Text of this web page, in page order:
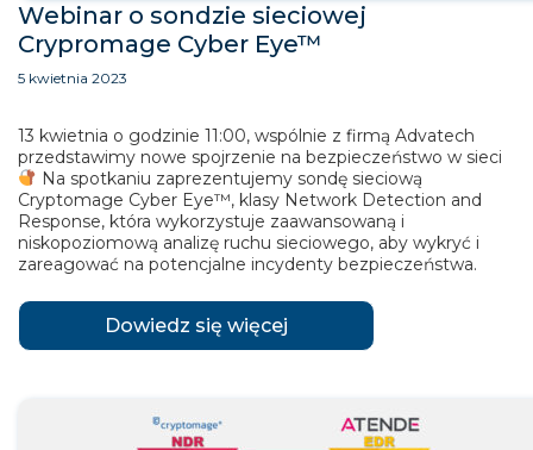
Webinar o sondzie sieciowej
Crypromage Cyber Eye™
5 kwietnia 2023
13 kwietnia o godzinie 11:00, wspólnie z firmą Advatech
przedstawimy nowe spojrzenie na bezpieczeństwo w sieci
Na spotkaniu zaprezentujemy sondę sieciową
Cryptomage Cyber Eye™, klasy Network Detection and
Response, która wykorzystuje zaawansowaną i
niskopoziomową analizę ruchu sieciowego, aby wykryć i
zareagować na potencjalne incydenty bezpieczeństwa.
Dowiedz się więcej